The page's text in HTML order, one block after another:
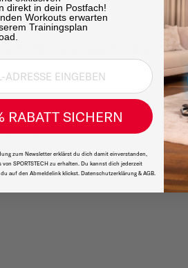
hochwertiges Produkt.
direkt in dein Postfach!
Workouts erwarten
Trainingsplan
RABATT SICHERN
zum Newsletter erklärst du dich damit einverstanden,
von SPORTSTECH zu erhalten. Du kannst dich jederzeit
auf den Abmeldelink klickst. Datenschutzerklärung & AGB.